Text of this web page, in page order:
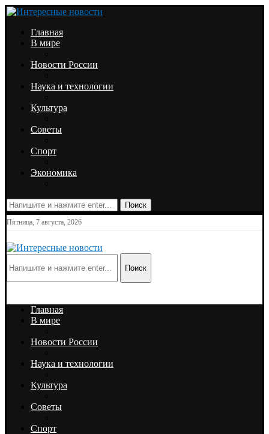
Главная
В мире
Новости России
Наука и технологии
Культура
Советы
Спорт
Экономика
Поиск
Пятница, 7 августа, 2026
Поиск
Главная
В мире
Новости России
Наука и технологии
Культура
Советы
Спорт